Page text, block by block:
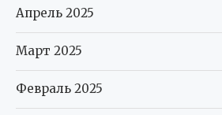
Апрель 2025
Март 2025
Февраль 2025